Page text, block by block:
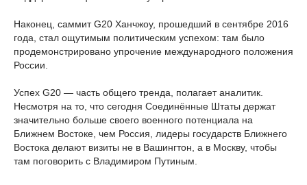
Наконец, саммит G20 Ханчжоу, прошедший в сентябре 2016
года, стал ощутимым политическим успехом: там было
продемонстрировано упрочение международного положения
России.
Успех G20 — часть общего тренда, полагает аналитик.
Несмотря на то, что сегодня Соединённые Штаты держат
значительно больше своего военного потенциала на
Ближнем Востоке, чем Россия, лидеры государств Ближнего
Востока делают визиты не в Вашингтон, а в Москву, чтобы
там поговорить с Владимиром Путиным.